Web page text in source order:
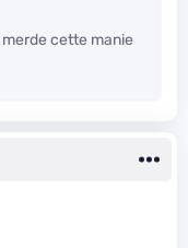
merde cette manie